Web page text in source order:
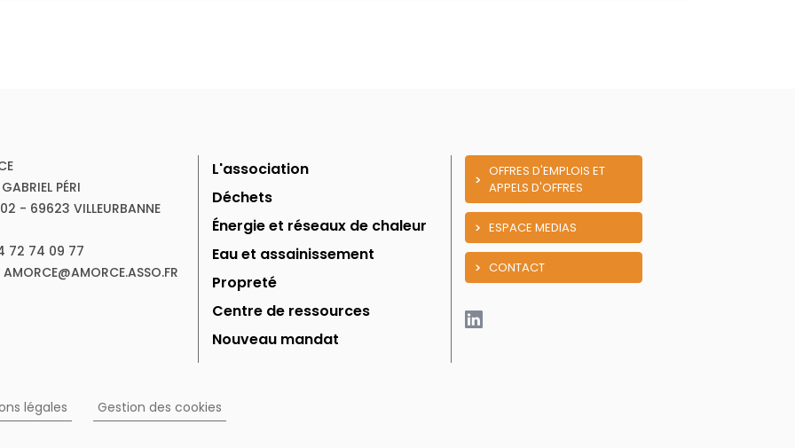
PÉRI
- 69623 VILLEURBANNE
72 74 09 77
AMORCE@AMORCE.ASSO.FR
L'association
Déchets
Énergie et réseaux de chaleur
Eau et assainissement
Propreté
Centre de ressources
Nouveau mandat
OFFRES D'EMPLOIS ET
APPELS D'OFFRES
ESPACE MEDIAS
CONTACT
légales Gestion des cookies